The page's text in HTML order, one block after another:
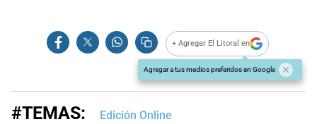
+ Agregar El Litoral en
Agregar a tus medios preferidos en Google
#TEMAS: Edición Online